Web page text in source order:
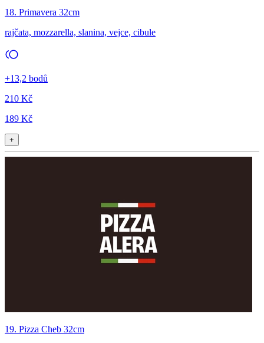
18. Primavera 32cm
rajčata, mozzarella, slanina, vejce, cibule
+13,2 bodů
210 Kč
189 Kč
+
19. Pizza Cheb 32cm